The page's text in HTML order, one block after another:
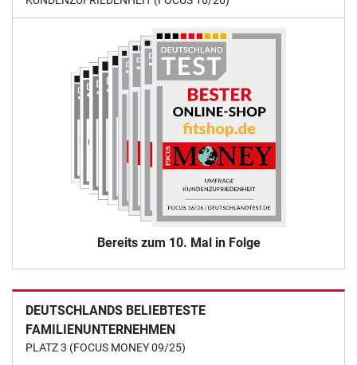
Bereits zum 10. Mal in Folge
DEUTSCHLANDS BELIEBTESTE
FAMILIENUNTERNEHMEN
PLATZ 3 (FOCUS MONEY 09/25)